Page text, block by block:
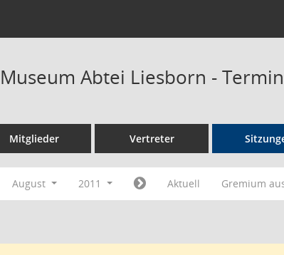
Abtei Liesborn -
Mitglieder Vertreter
August 2011 Aktuell Gremium